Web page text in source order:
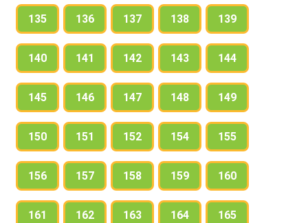
135 136 137 138 139
140 141 142 143 144
145 146 147 148 149
150 151 152 154 155
156 157 158 159 160
161 162 163 164 165